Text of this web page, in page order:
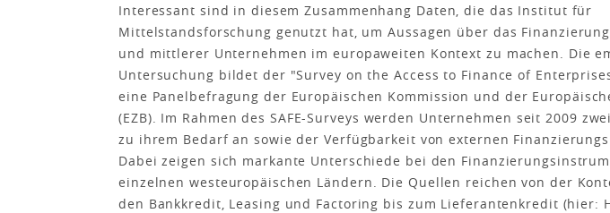
Interessant sind in diesem Zusammenhang Daten, die das Institut für
Mittelstandsforschung genutzt hat, um Aussagen über das
und mittlerer Unternehmen im europaweiten Kontext zu machen. Die
Untersuchung bildet der "Survey on the Access to Finance of
eine Panelbefragung der Europäischen Kommission und der
(EZB). Im Rahmen des SAFE-Surveys werden Unternehmen seit 2009
zu ihrem Bedarf an sowie der Verfügbarkeit von externen
Dabei zeigen sich markante Unterschiede bei den
einzelnen westeuropäischen Ländern. Die Quellen reichen von der
den Bankkredit, Leasing und Factoring bis zum Lieferantenkredit (hier: